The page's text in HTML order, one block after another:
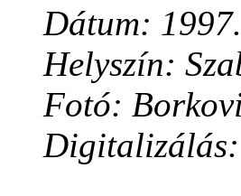
Dátum:
Helyszín:
Fotó:
Digitalizálás: